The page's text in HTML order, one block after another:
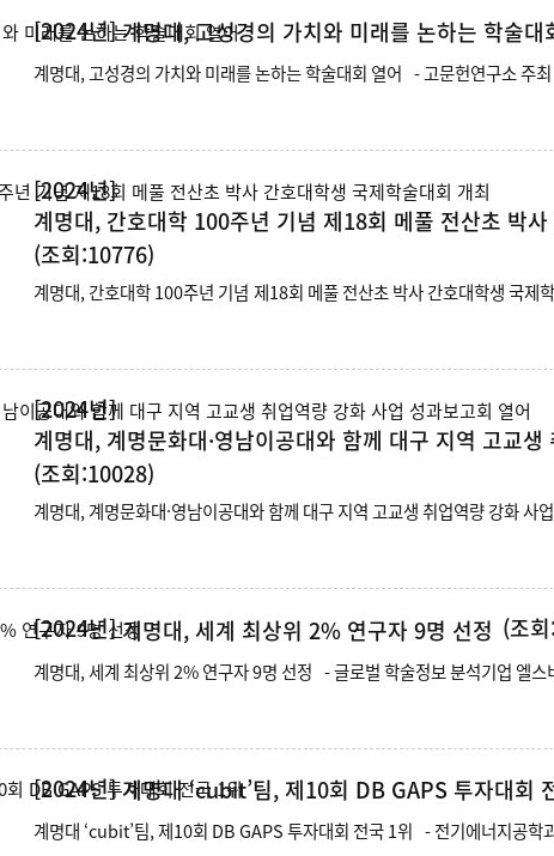
[2024년]계명대, 고성경의 가치와 미래를 논하는 학술대
계명대, 고성경의 가치와 미래를
[2024년]
계명대, 간호대학 100주년 기념 제18회 메풀 전산초 박
(조회:10776)
[2024년]
계명대, 계명문화대·영남이공대와 함께 대구 지역 고교
(조회:10028)
[2024년]계명대, 세계 최상위 2% 연구자 9명 선정 (조
계명대, 세계 최상위 2% 연구자 9명 선정 - 글로
[2024년]계명대 ‘cubit’팀, 제10회 DB GAPS 투자대회
계명대 ‘cubit’팀, 제10회 DB GAPS 투자대